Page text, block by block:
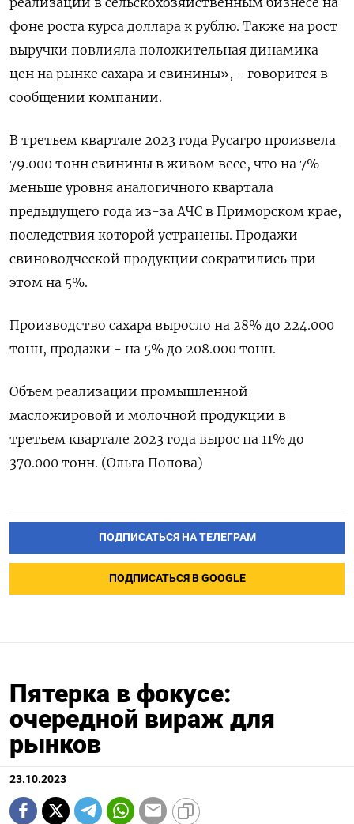
фоне роста курса доллара к рублю. Также на рост
выручки повлияла положительная динамика
цен на рынке сахара и свинины», - говорится в
сообщении компании.
В третьем квартале 2023 года Русагро произвела
79.000 тонн свинины в живом весе, что на 7%
меньше уровня аналогичного квартала
предыдущего года из-за АЧС в Приморском крае,
последствия которой устранены. Продажи
свиноводческой продукции сократились при
этом на 5%.
Производство сахара выросло на 28% до 224.000
тонн, продажи - на 5% до 208.000 тонн.
Объем реализации промышленной
масложировой и молочной продукции в
третьем квартале 2023 года вырос на 11% до
370.000 тонн. (Ольга Попова)
ПОДПИСАТЬСЯ НА ТЕЛЕГРАМ
ПОДПИСАТЬСЯ В GOOGLE
Пятерка в фокусе:
очередной вираж для
рынков
23.10.2023